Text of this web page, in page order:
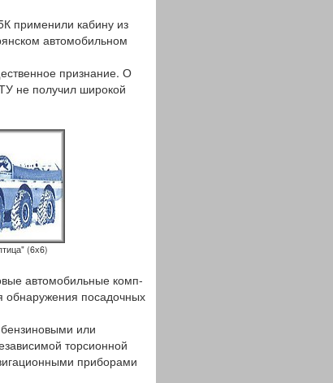
применили кабину из
автомобильном
признание. О
не получил широкой
(6х6)
автомобильные комп­
обнаруже­ния посадочных
или
торсионной
приборами